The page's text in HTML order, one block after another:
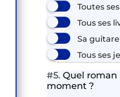
Toutes
Tous ses
Sa guitare
Tous ses
#5.Quel roman
moment ?